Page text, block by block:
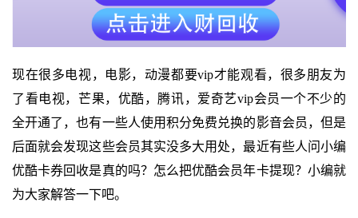
现在很多电视，电影，动漫都要vip才能观看，很多朋友为
了看电视，芒果，优酷，腾讯，爱奇艺vip会员一个不少的
全开通了，也有一些人使用积分免费兑换的影音会员，但是
后面就会发现这些会员其实没多大用处，最近有些人问小编
优酷卡券回收是真的吗？怎么把优酷会员年卡提现？小编就
为大家解答一下吧。